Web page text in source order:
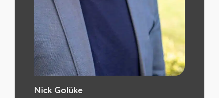
Nick Golüke